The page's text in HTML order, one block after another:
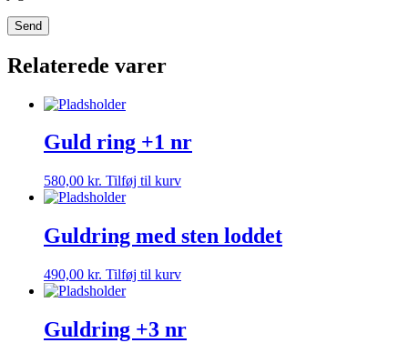
Relaterede varer
Guld ring +1 nr
580,00 kr. Tilføj til kurv
Guldring med sten loddet
490,00 kr. Tilføj til kurv
Guldring +3 nr